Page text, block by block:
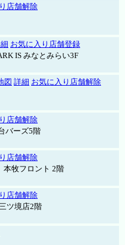
店舗解除
お気に入り店舗登録
IS みなとみらい3F
図 詳細 お気に入り店舗解除
店舗解除
バーズ5階
店舗解除
牧フロント 2階
店舗解除
ツ境店2階